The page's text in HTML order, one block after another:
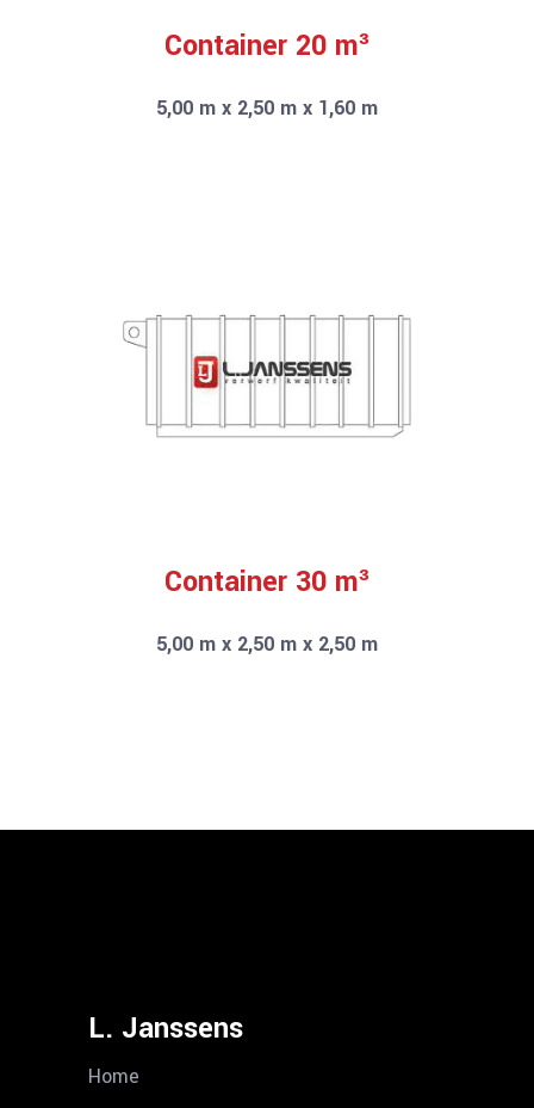
Container 20 m³
5,00 m x 2,50 m x 1,60 m
Container 30 m³
5,00 m x 2,50 m x 2,50 m
L. Janssens
Home